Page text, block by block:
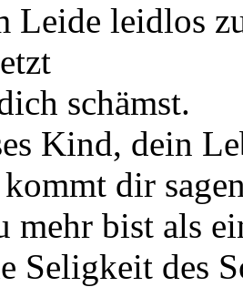
Leide leidlos
schämst.
Kind, dein
dir
mehr bist als
Seligkeit des